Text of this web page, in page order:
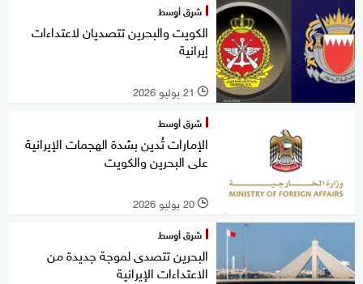
شرق أوسط
الكويت والبحرين تتصديان لاعتداءات
إيرانية
l 21 يوليو 2026
شرق أوسط
الإمارات تُدين بشدة الهجمات الإيرانية
على البحرين والكويت
l 20 يوليو 2026
شرق أوسط
البحرين تتصدى لموجة جديدة من
الاعتداءات الإيرانية